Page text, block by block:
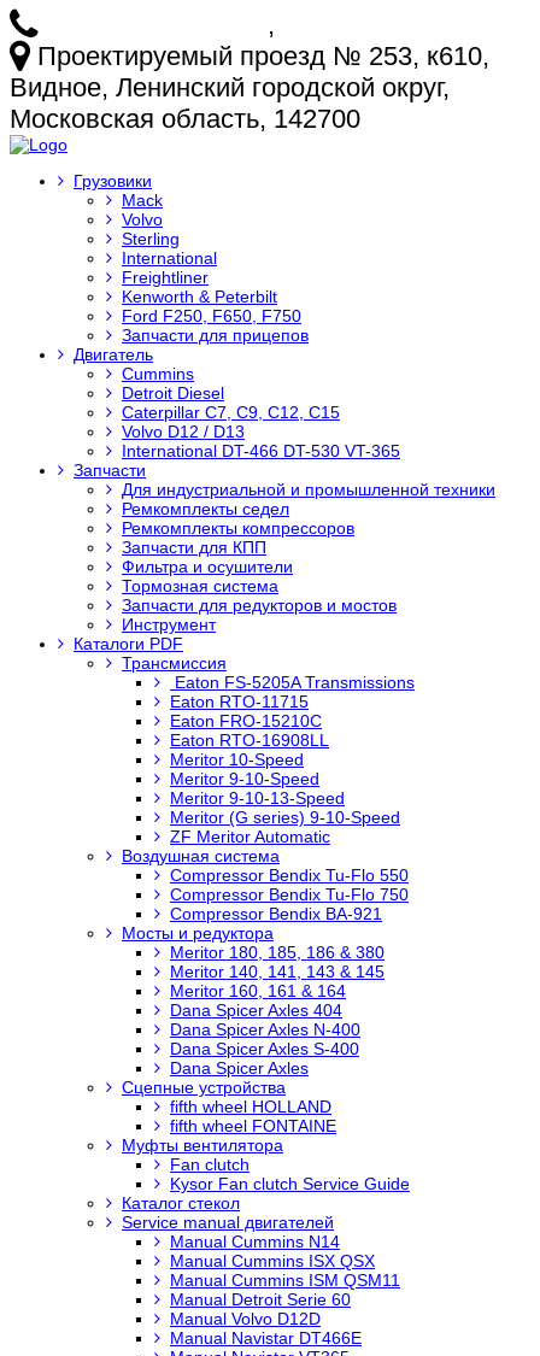
,
Проектируемый проезд № 253, к610,
Видное, Ленинский городской округ,
Московская область, 142700
Грузовики
Mack
Volvo
Sterling
International
Freightliner
Kenworth & Peterbilt
Ford F250, F650, F750
Запчасти для прицепов
Двигатель
Cummins
Detroit Diesel
Caterpillar C7, C9, C12, C15
Volvo D12 / D13
International DT-466 DT-530 VT-365
Запчасти
Для индустриальной и промышленной техники
Ремкомплекты седел
Ремкомплекты компрессоров
Запчасти для КПП
Фильтра и осушители
Тормозная система
Запчасти для редукторов и мостов
Инструмент
Каталоги PDF
Трансмиссия
Eaton FS-5205A Transmissions
Eaton RTO-11715
Eaton FRO-15210C
Eaton RTO-16908LL
Meritor 10-Speed
Meritor 9-10-Speed
Meritor 9-10-13-Speed
Meritor (G series) 9-10-Speed
ZF Meritor Automatic
Воздушная система
Compressor Bendix Tu-Flo 550
Compressor Bendix Tu-Flo 750
Compressor Bendix BA-921
Мосты и редуктора
Meritor 180, 185, 186 & 380
Meritor 140, 141, 143 & 145
Meritor 160, 161 & 164
Dana Spicer Axles 404
Dana Spicer Axles N-400
Dana Spicer Axles S-400
Dana Spicer Axles
Сцепные устройства
fifth wheel HOLLAND
fifth wheel FONTAINE
Муфты вентилятора
Fan clutch
Kysor Fan clutch Service Guide
Каталог стекол
Service manual двигателей
Manual Cummins N14
Manual Cummins ISX QSX
Manual Cummins ISM QSM11
Manual Detroit Serie 60
Manual Volvo D12D
Manual Navistar DT466E